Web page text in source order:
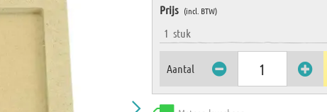
Prijs (incl. BTW)
1stuk
Aantal